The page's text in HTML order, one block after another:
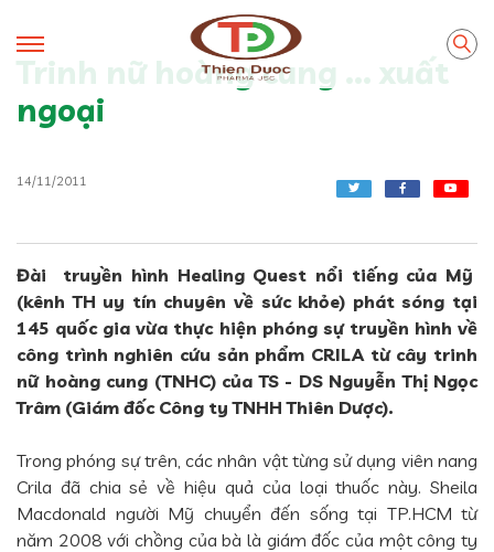
Trinh nữ hoàng cung ... xuất
ngoại
14/11/2011
Đài truyền hình Healing Quest nổi tiếng của Mỹ
(kênh TH uy tín chuyên về sức khỏe) phát sóng tại
145 quốc gia vừa thực hiện phóng sự truyền hình về
công trình nghiên cứu sản phẩm CRILA từ cây trinh
nữ hoàng cung (TNHC) của TS - DS Nguyễn Thị Ngọc
Trâm (Giám đốc Công ty TNHH Thiên Dược).
Trong phóng sự trên, các nhân vật từng sử dụng viên nang
Crila đã chia sẻ về hiệu quả của loại thuốc này. Sheila
Macdonald người Mỹ chuyển đến sống tại TP.HCM từ
năm 2008 với chồng của bà là giám đốc của một công ty